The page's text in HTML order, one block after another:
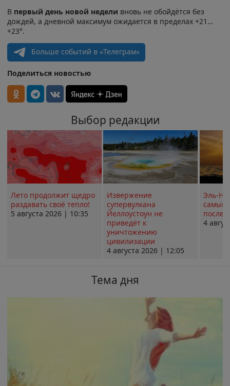
В первый день новой недели вновь не обойдётся без
дождей, а дневной максимум ожидается в пределах +21…
+23°.
Больше событий в «Телеграм»
Поделиться новостью
Выбор редакции
Лето продолжит щедро
раздавать своё тепло!
5 августа 2026 | 10:35
Извержение
супервулкана
Йеллоустоун не
приведёт к
уничтожению
цивилизации
4 августа 2026 | 12:05
Эль-
самым
4
Тема дня